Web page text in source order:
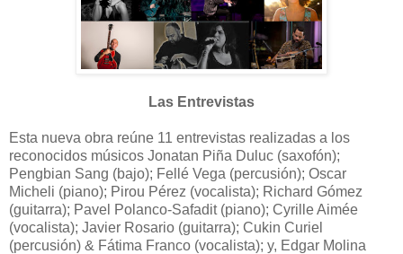
Las Entrevistas
Esta nueva obra reúne 11 entrevistas realizadas a los
reconocidos músicos Jonatan Piña Duluc (saxofón);
Pengbian Sang (bajo); Fellé Vega (percusión); Oscar
Micheli (piano); Pirou Pérez (vocalista); Richard Gómez
(guitarra); Pavel Polanco-Safadit (piano); Cyrille Aimée
(vocalista); Javier Rosario (guitarra); Cukin Curiel
(percusión) & Fátima Franco (vocalista); y, Edgar Molina